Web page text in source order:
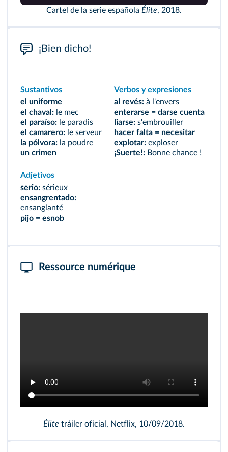
Cartel de la serie española Élite, 2018.
¡Bien dicho!
Sustantivos
el uniforme
el chaval: le mec
el paraíso: le paradis
el camarero: le serveur
la pólvora: la poudre
un crimen
Adjetivos
serio: sérieux
ensangrentado:
ensanglanté
pijo = esnob
Verbos y expresiones
al revés: à l'envers
enterarse = darse cuenta
liarse: s'embrouiller
hacer falta = necesitar
explotar: exploser
¡Suerte!: Bonne chance !
Ressource numérique
Élite tráiler oficial, Netflix, 10/09/2018.